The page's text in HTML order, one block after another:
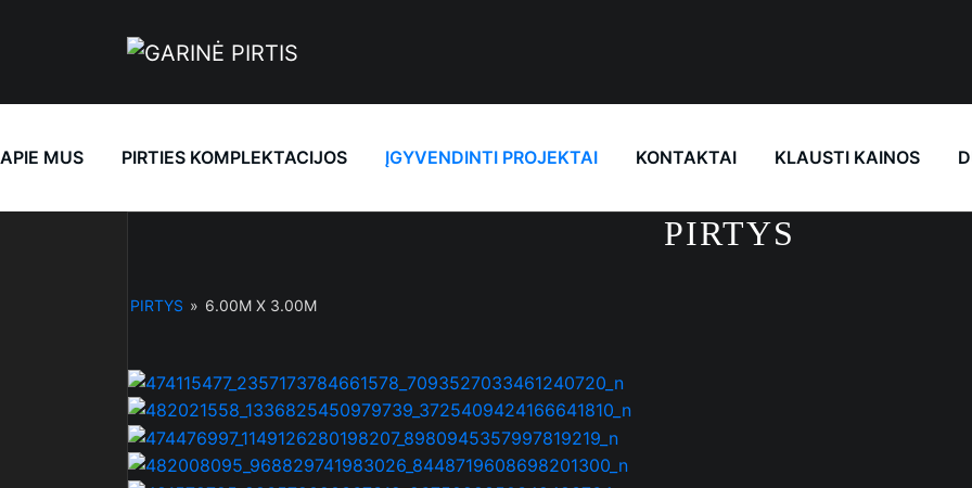
APIE MUS PIRTIES KOMPLEKTACIJOS ĮGYVENDINTI PROJEKTAI KONTAKTAI KLAUSTI KAINOS
PIRTYS
PIRTYS » 6.00M X 3.00M